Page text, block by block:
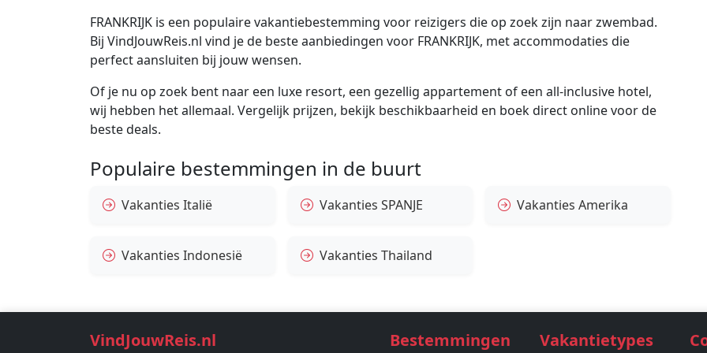
FRANKRIJK is een populaire vakantiebestemming voor reizigers die op zoek zijn naar zwembad.
Bij VindJouwReis.nl vind je de beste aanbiedingen voor FRANKRIJK, met accommodaties die
perfect aansluiten bij jouw wensen.
Of je nu op zoek bent naar een luxe resort, een gezellig appartement of een all-inclusive hotel,
wij hebben het allemaal. Vergelijk prijzen, bekijk beschikbaarheid en boek direct online voor de
beste deals.
Populaire bestemmingen in de buurt
Vakanties Italië Vakanties SPANJE Vakanties Amerika
Vakanties Indonesië Vakanties Thailand
VindJouwReis.nl Bestemmingen Vakantietypes